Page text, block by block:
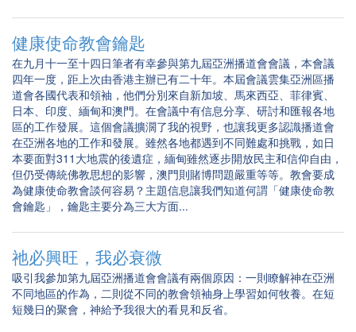
健康使命教會鑰匙
在九月十一至十四日筆者有幸參與第九屆亞洲播道會會議，本會議
四年一度，距上次由香港主辦已有二十年。本屆會議雲集亞洲區播
道會各國代表和領袖，他們分別來自新加坡、馬來西亞、菲律賓、
日本、印度、緬甸和澳門。在會議中有信息分享、研討和匯報各地
區的工作發展。這個會議擴濶了我的視野，也讓我更多認識播道會
在亞洲各地的工作和發展。雖然各地都遇到不同難處和挑戰，如日
本要面對311大地震的後遺症，緬甸雖然逐步開放民主和信仰自由，
但仍受傳統佛教思想的影響，澳門則賭博問題嚴重等等。教會要成
為健康使命教會談何容易？主題信息讓我們知道何謂「健康使命教
會鑰匙」，鑰匙主要分為三大方面...
祂必興旺，我必衰微
吸引我參加第九屆亞洲播道會會議有兩個原因：一則瞭解神在亞洲
不同地區的作為，二則從不同的教會領袖身上學習如何牧養。在短
短幾日的聚會，神給予我很大的看見和反省。